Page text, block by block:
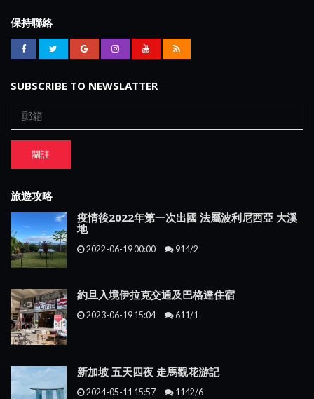
保持聯絡
SUBSCRIBE TO NEWSLATTER
關註
旅遊攻略
疫情後2022年第一次出國 法屬波利尼西亞 大溪
地
2022-06-19 00:00 914/2
約旦入境伊拉克交通及巴格達住宿
2023-06-19 15:04 611/1
新加坡 五天四夜 走馬觀花游記
2024-05-11 15:57 1142/6